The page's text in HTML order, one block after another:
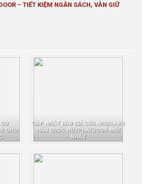
– TIẾT KIỆM NGÂN SÁCH, VẪN GIỮ
CHO
CẬP NHẬT BÁO GIÁ CỬA NHỰA ABS
HÀN QUỐC HUYPHATDOOR MỚI
NHẤT